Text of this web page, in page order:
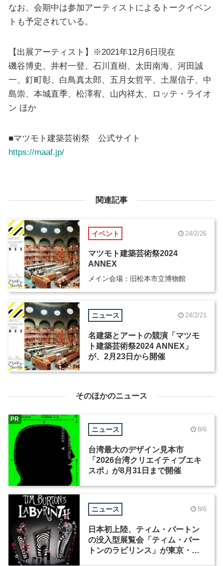
なお、会期中は参加アーティストによるトークイベン
トも予定されている。
【出展アーティスト】※2021年12月6日現在
磯谷博史、井村一登、石川直樹、太田南海、河田誠
一、釘町彰、白鳥真太郎、五月女哲平、土屋信子、中
島崇、本城直季、松澤宥、山内祥太、ロッテ・ライオ
ン ほか
■マツモト建築芸術祭 公式サイト
https://maaf.jp/
関連記事
イベント 24/2/26
マツモト建築芸術祭2024
ANNEX
メイン会場：旧松本市立博物館
ニュース 24/2/21
名建築とアートの競演「マツモ
ト建築芸術祭2024 ANNEX」
が、2月23日から開催
そのほかのニュース
ニュース 8/6
台湾最大のデザイン見本市
「2026台湾クリエイティブエキ
スポ」が8月31日まで開催
PR
ニュース 8/6
日本初上陸、ティム・バートン
の没入型展覧会「ティム・バー
トンのラビリンス」が東京・豊